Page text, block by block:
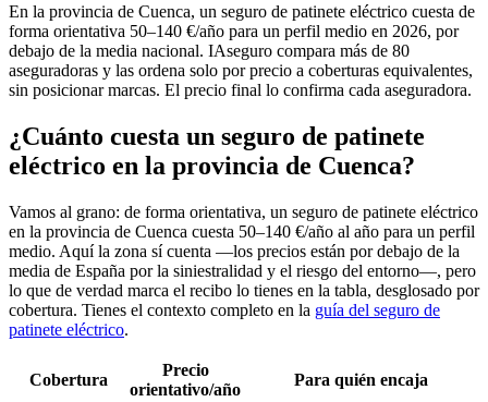
En la provincia de Cuenca, un seguro de patinete eléctrico cuesta de
forma orientativa 50–140 €/año para un perfil medio en 2026, por
debajo de la media nacional. IAseguro compara más de 80
aseguradoras y las ordena solo por precio a coberturas equivalentes,
sin posicionar marcas. El precio final lo confirma cada aseguradora.
¿Cuánto cuesta un seguro de patinete
eléctrico en la provincia de Cuenca?
Vamos al grano: de forma orientativa, un seguro de patinete eléctrico
en la provincia de Cuenca cuesta 50–140 €/año al año para un perfil
medio. Aquí la zona sí cuenta —los precios están por debajo de la
media de España por la siniestralidad y el riesgo del entorno—, pero
lo que de verdad marca el recibo lo tienes en la tabla, desglosado por
cobertura. Tienes el contexto completo en la guía del seguro de
patinete eléctrico.
Cobertura
Precio
orientativo/año
Para quién encaja